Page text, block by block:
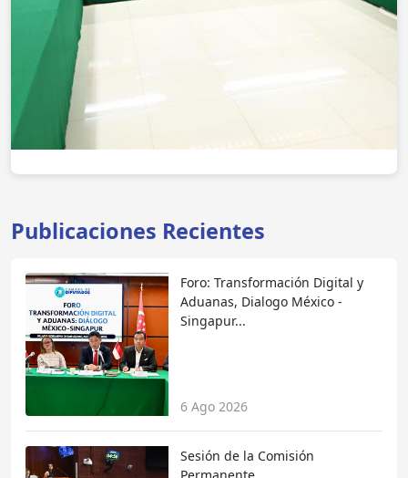
Publicaciones Recientes
Foro: Transformación Digital y
Aduanas, Dialogo México -
Singapur...
6 Ago 2026
Sesión de la Comisión
Permanente